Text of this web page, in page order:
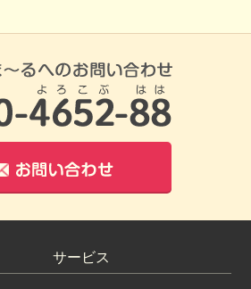
0120-4652-
サービス